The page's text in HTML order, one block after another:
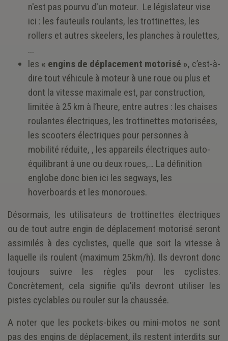
n'est pas pourvu d'un moteur. Le législateur vise
ici : les fauteuils roulants, les trottinettes, les
rollers et autres skeelers, les planches à roulettes,
...
les « engins de déplacement motorisé », c’est-à-
dire tout véhicule à moteur à une roue ou plus et
dont la vitesse maximale est, par construction,
limitée à 25 km à l’heure, entre autres : les chaises
roulantes électriques, les trottinettes motorisées,
les scooters électriques pour personnes à
mobilité réduite, , les appareils électriques auto-
équilibrant à une ou deux roues,… La définition
englobe donc bien ici les segways, les
hoverboards et les monoroues.
Désormais, les utilisateurs de trottinettes électriques
ou de tout autre engin de déplacement motorisé seront
assimilés à des cyclistes, quelle que soit la vitesse à
laquelle ils roulent (maximum 25km/h). Ils devront donc
toujours suivre les règles pour les cyclistes.
Concrètement, cela signifie qu'ils devront utiliser les
pistes cyclables ou rouler sur la chaussée.
A noter que les pockets-bikes ou mini-motos ne sont
pas des engins de déplacement, ils restent interdits sur